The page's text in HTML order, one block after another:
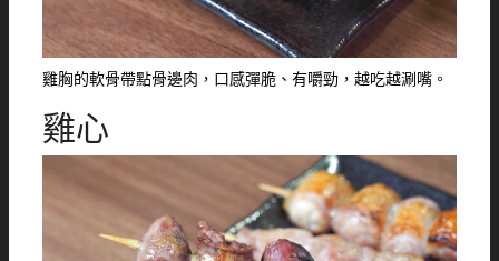
雞胸的軟骨帶點骨邊肉，口感彈脆、有嚼勁，越吃越涮嘴。
雞心